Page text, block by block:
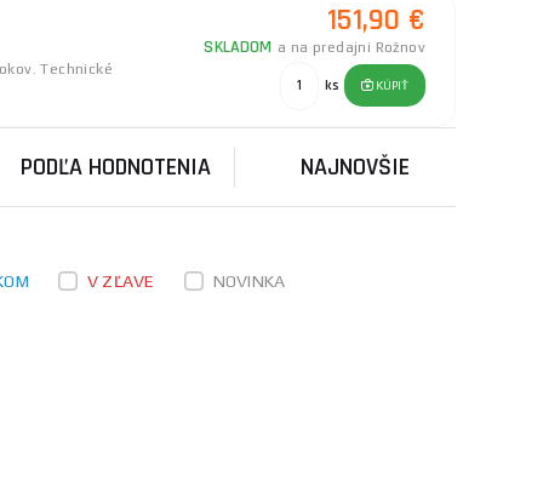
Technické
151,90 €
SKLADOM a na predajni Rožnov
ks KÚPIŤ
PODĽA HODNOTENIA NAJNOVŠIE
V ZĽAVE NOVINKA